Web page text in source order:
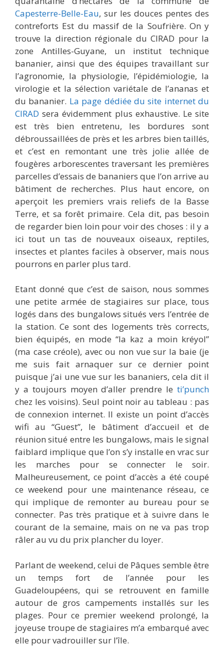
Capesterre-Belle-Eau, sur les douces pentes des
contreforts Est du massif de la Soufrière. On y
trouve la direction régionale du CIRAD pour la
zone Antilles-Guyane, un institut technique
bananier, ainsi que des équipes travaillant sur
l’agronomie, la physiologie, l’épidémiologie, la
virologie et la sélection variétale de l’ananas et
du bananier. La page dédiée du site internet du
CIRAD sera évidemment plus exhaustive. Le site
est très bien entretenu, les bordures sont
débroussaillées de près et les arbres bien taillés,
et c’est en remontant une très jolie allée de
fougères arborescentes traversant les premières
parcelles d’essais de bananiers que l’on arrive au
bâtiment de recherches. Plus haut encore, on
aperçoit les premiers vrais reliefs de la Basse
Terre, et sa forêt primaire. Cela dit, pas besoin
de regarder bien loin pour voir des choses : il y a
ici tout un tas de nouveaux oiseaux, reptiles,
insectes et plantes faciles à observer, mais nous
pourrons en parler plus tard.
Etant donné que c’est de saison, nous sommes
une petite armée de stagiaires sur place, tous
logés dans des bungalows situés vers l’entrée de
la station. Ce sont des logements très corrects,
bien équipés, en mode “la kaz a moin kréyol”
(ma case créole), avec ou non vue sur la baie (je
me suis fait arnaquer sur ce dernier point
puisque j’ai une vue sur les bananiers, cela dit il
y a toujours moyen d’aller prendre le ti’punch
chez les voisins). Seul point noir au tableau : pas
de connexion internet. Il existe un point d’accès
wifi au “Guest”, le bâtiment d’accueil et de
réunion situé entre les bungalows, mais le signal
faiblard implique que l’on s’y installe en vrac sur
les marches pour se connecter le soir.
Malheureusement, ce point d’accès a été coupé
ce weekend pour une maintenance réseau, ce
qui implique de remonter au bureau pour se
connecter. Pas très pratique et à suivre dans le
courant de la semaine, mais on ne va pas trop
râler au vu du prix plancher du loyer.
Parlant de weekend, celui de Pâques semble être
un temps fort de l’année pour les
Guadeloupéens, qui se retrouvent en famille
autour de gros campements installés sur les
plages. Pour ce premier weekend prolongé, la
joyeuse troupe de stagiaires m’a embarqué avec
elle pour vadrouiller sur l’île.